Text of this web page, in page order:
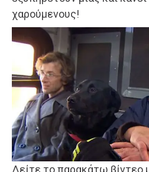
χαρούμενους!
Δείτε το παρακάτω βίντεο